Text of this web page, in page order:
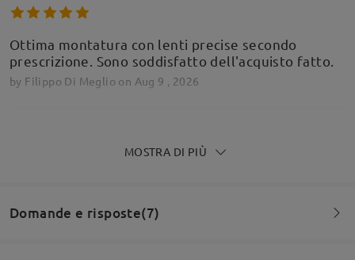
Ottima montatura con lenti precise secondo
prescrizione. Sono soddisfatto dell'acquisto fatto.
by Filippo Di Meglio on Aug 9 , 2026
byFilippo Di Meglioon Aug 9 , 2026
MOSTRA DI PIÙ
Domande e risposte(7)